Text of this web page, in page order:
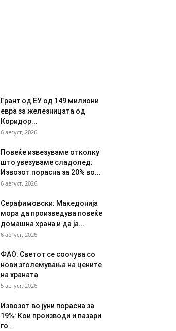
Грант од ЕУ од 149 милиони
евра за железницата од
Коридор...
6 август, 2026
Повеќе извезуваме отколку
што увезуваме сладолед:
Извозот порасна за 20% во...
6 август, 2026
Серафимовски: Македонија
мора да произведува повеќе
домашна храна и да ја...
6 август, 2026
ФАО: Светот се соочува со
нови зголемувања на цените
на храната
5 август, 2026
Извозот во јуни порасна за
19%: Кои производи и пазари
го...